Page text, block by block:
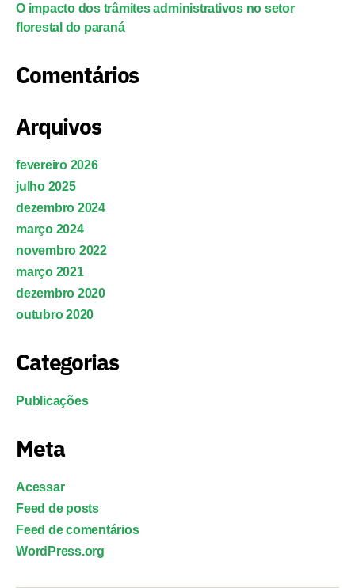
O impacto dos trâmites administrativos no setor
florestal do paraná
Comentários
Arquivos
fevereiro 2026
julho 2025
dezembro 2024
março 2024
novembro 2022
março 2021
dezembro 2020
outubro 2020
Categorias
Publicações
Meta
Acessar
Feed de posts
Feed de comentários
WordPress.org